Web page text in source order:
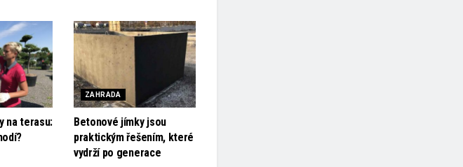
na terasu:
ZAHRADA
Betonové jímky jsou
praktickým řešením, které
vydrží po generace